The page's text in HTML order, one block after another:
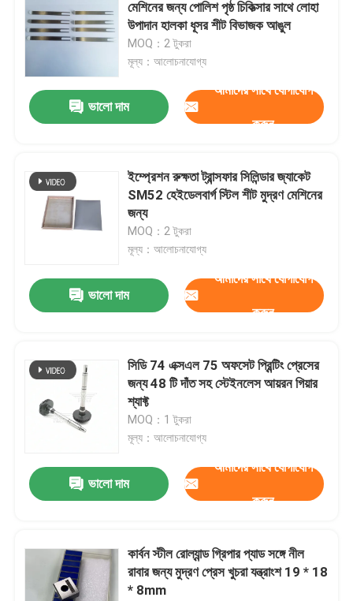
মেশিনের জন্য পোলিশ পৃষ্ঠ চিকিত্সার সাথে লোহা
উপাদান হালকা ধূসর শীট বিভাজক আঙুল
MOQ：2 টুকরা
মূল্য：আলোচনাযোগ্য
ভালো দাম
আমাদের সাথে যোগাযোগ
করুন
ইম্প্রেশন রুক্ষতা ট্রান্সফার সিলিন্ডার জ্যাকেট
SM52 হেইডেলবার্গ স্টিল শীট মুদ্রণ মেশিনের
জন্য
MOQ：2 টুকরা
মূল্য：আলোচনাযোগ্য
ভালো দাম
আমাদের সাথে যোগাযোগ
করুন
সিডি 74 এক্সএল 75 অফসেট প্রিন্টিং প্রেসের
জন্য 48 টি দাঁত সহ স্টেইনলেস আয়রন গিয়ার
শ্যাফ্ট
MOQ：1 টুকরা
মূল্য：আলোচনাযোগ্য
ভালো দাম
আমাদের সাথে যোগাযোগ
করুন
কার্বন স্টীল রোল্যান্ড গ্রিপার প্যাড সঙ্গে নীল
রাবার জন্য মুদ্রণ প্রেস খুচরা যন্ত্রাংশ 19 * 18
* 8mm